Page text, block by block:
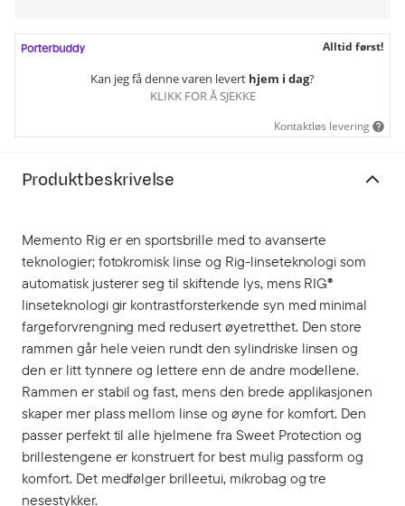
Alltid først!
Kan jeg få denne varen levert hjem i dag?
KLIKK FOR Å SJEKKE
Kontaktløs levering
Produktbeskrivelse
Memento Rig er en sportsbrille med to avanserte
teknologier; fotokromisk linse og Rig-linseteknologi som
automatisk justerer seg til skiftende lys, mens RIG®
linseteknologi gir kontrastforsterkende syn med minimal
fargeforvrengning med redusert øyetretthet. Den store
rammen går hele veien rundt den sylindriske linsen og
den er litt tynnere og lettere enn de andre modellene.
Rammen er stabil og fast, mens den brede applikasjonen
skaper mer plass mellom linse og øyne for komfort. Den
passer perfekt til alle hjelmene fra Sweet Protection og
brillestengene er konstruert for best mulig passform og
komfort. Det medfølger brilleetui, mikrobag og tre
nesestykker.